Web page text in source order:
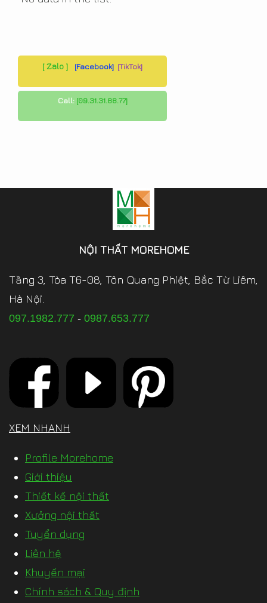
[ Zalo ] [Facebook] [TikTok]
Call: [09.31.31.88.77]
NỘI THẤT MOREHOME
Tầng 3, Tòa T6-08, Tôn Quang Phiệt, Bắc Từ Liêm,
Hà Nội.
097.1982.777 - 0987.653.777
XEM NHANH
Profile Morehome
Giới thiệu
Thiết kế nội thất
Xưởng nội thất
Tuyển dụng
Liên hệ
Khuyến mại
Chính sách & Quy định